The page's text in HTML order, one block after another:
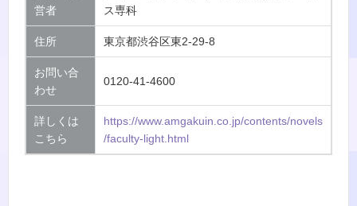
営者
ス専科
住所 東京都渋谷区東2-29-8
お問い合
わせ
0120-41-4600
詳しくは
こちら
https://www.amgakuin.co.jp/contents/novels
/faculty-light.html